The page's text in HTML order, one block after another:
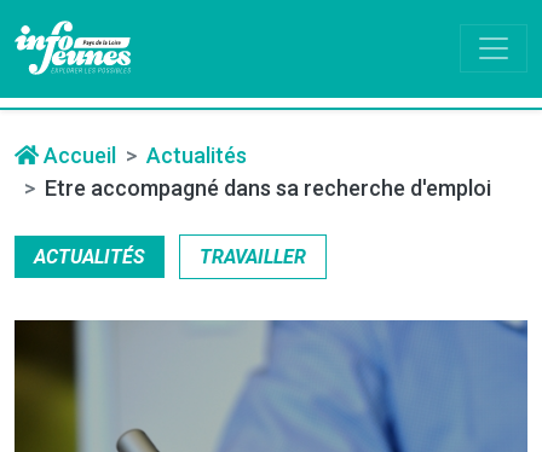
Accueil
Actualités
Etre accompagné dans sa recherche d'emploi
ACTUALITÉS TRAVAILLER